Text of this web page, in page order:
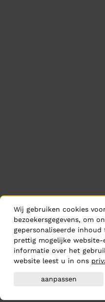
Wij gebruiken cookies
bezoekersgegevens, om
gepersonaliseerde
prettig mogelijke
informatie over het
website leest u in ons
aanpassen